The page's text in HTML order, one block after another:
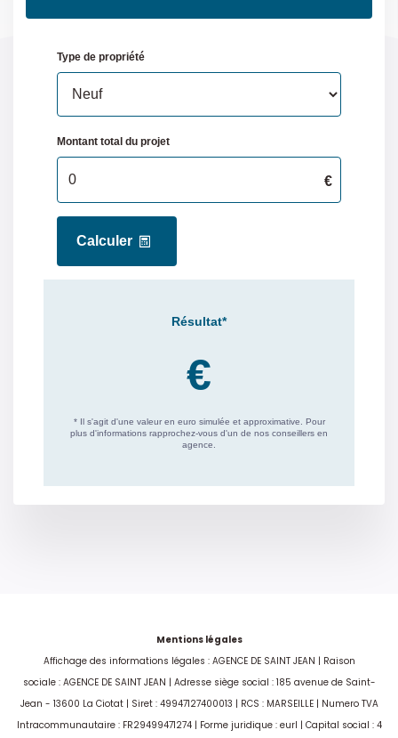
Mentions légales
Affichage des informations légales : AGENCE DE SAINT JEAN | Raison
sociale : AGENCE DE SAINT JEAN | Adresse siège social : 185 avenue de Saint-
Jean - 13600 La Ciotat | Siret : 49947127400013 | RCS : MARSEILLE | Numero TVA
Intracommunautaire : FR29499471274 | Forme juridique : eurl | Capital social : 4